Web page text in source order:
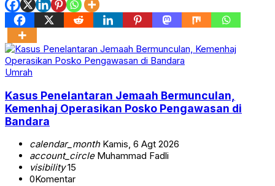
Umrah
Kasus Penelantaran Jemaah Bermunculan,
Kemenhaj Operasikan Posko Pengawasan di
Bandara
calendar_monthKamis, 6 Agt 2026
account_circleMuhammad Fadli
visibility15
0Komentar